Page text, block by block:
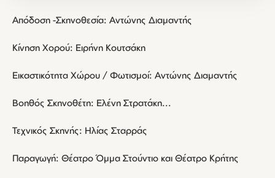
Απόδοση -Σκηνοθεσία: Αντώνης Διαμαντής
Κίνηση Χορού: Ειρήνη Κουτσάκη
Εικαστικότητα Χώρου / Φωτισμοί: Αντώνης Διαμαντής
Βοηθός Σκηνοθέτη: Ελένη Στρατάκη...
Τεχνικός Σκηνής: Ηλίας Σταρράς
Παραγωγή: Θέατρο Όμμα Στούντιο και Θέατρο Κρήτης